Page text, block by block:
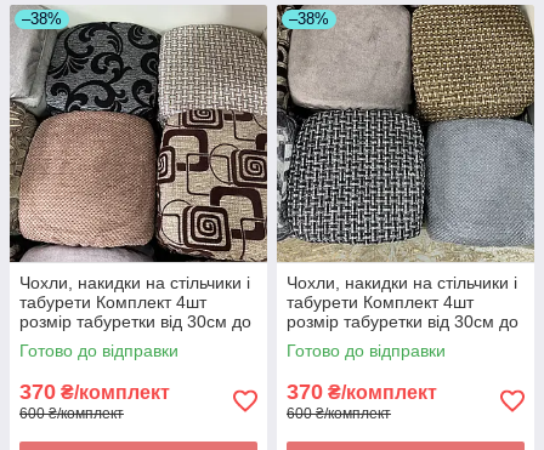
–38%
Чохли, накидки на стільчики і
табурети Комплект 4шт
розмір табуретки від 30см до
34см. Висока якість
Готово до відправки
370 ₴/комплект
600 ₴/комплект
–38%
Чохли, накидки на стільчики і
табурети Комплект 4шт
розмір табуретки від 30см до
34см. Висока якість
Готово до відправки
370 ₴/комплект
600 ₴/комплект